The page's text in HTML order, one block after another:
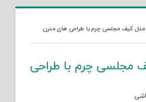
کیف مجلسی چرم با طراحی های مدرن
مجلسی چرم با طراحی